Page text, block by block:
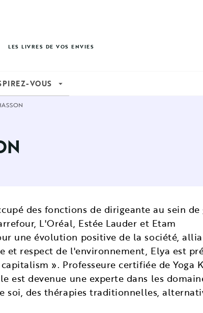
LES LIVRES DE VOS ENVIES
VOUS arrow_drop_down
des fonctions de dirigeante au sein de
L'Oréal, Estée Lauder et Etam
une évolution positive de la société,
et respect de l'environnement, Elya est
». Professeure certifiée de Yoga
est devenue une experte dans les
soi, des thérapies traditionnelles,